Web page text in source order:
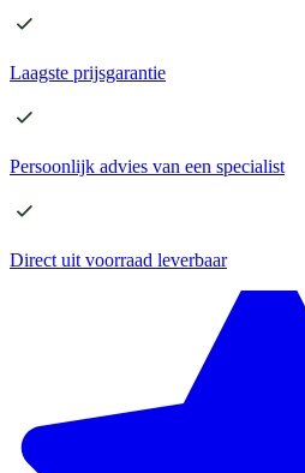
Laagste prijsgarantie
Persoonlijk advies van een specialist
Direct uit voorraad leverbaar